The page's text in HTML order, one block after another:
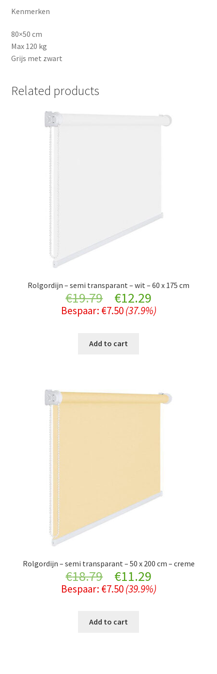
Kenmerken
80×50 cm
Max 120 kg
Grijs met zwart
Related products
Rolgordijn – semi transparant – wit – 60 x 175 cm
€19.79
Original
price
was:
€12.29Current
price
Bespaar: €7.50 (37.9%)
Add to cart
Rolgordijn – semi transparant – 50 x 200 cm – creme
€18.79
Original
price
was:
€11.29Current
price
Bespaar: €7.50 (39.9%)
Add to cart